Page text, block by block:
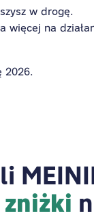
w drogę.
więcej na
2026.
zniżki